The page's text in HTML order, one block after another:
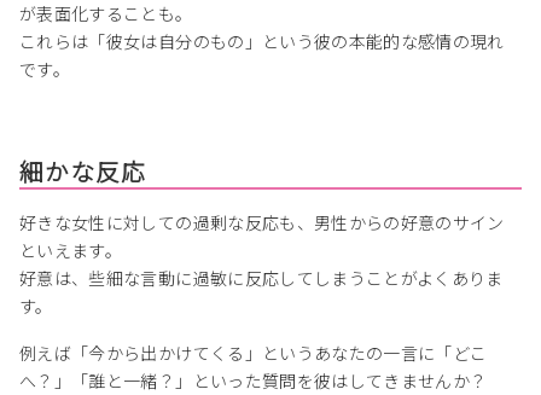
が表面化することも。
これらは「彼女は自分のもの」という彼の本能的な感情の現れ
です。
細かな反応
好きな女性に対しての過剰な反応も、男性からの好意のサイン
といえます。
好意は、些細な言動に過敏に反応してしまうことがよくありま
す。
例えば「今から出かけてくる」というあなたの一言に「どこ
へ？」「誰と一緒？」といった質問を彼はしてきませんか？